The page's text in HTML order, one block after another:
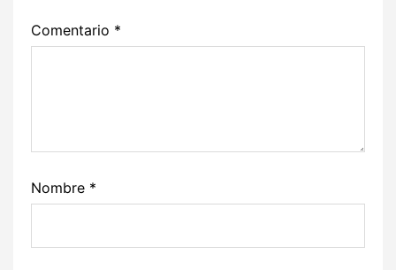
Comentario *
Nombre *